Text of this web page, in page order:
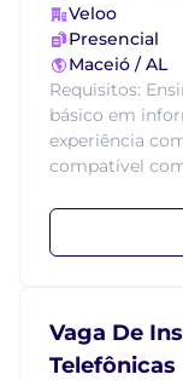
Veloo
Presencial
Maceió / AL
Requisitos:
básico em
experiência
compatível
Vaga De
Telefônicas